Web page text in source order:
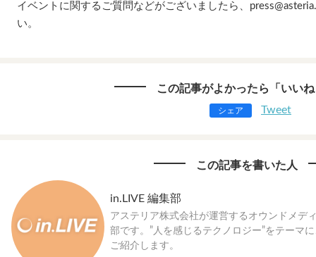
イベントに関するご質問などがございましたら、
い。
この記事がよかったら「いい
シェア Tweet
この記事を書いた人
in.LIVE 編集部
アステリア株式会社が運営するオウンドメデ
部です。”人を感じるテクノロジー”をテーマ
ご紹介します。